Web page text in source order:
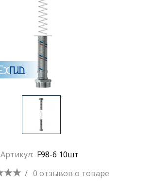
Артикул: F98-6 10шт
/ 0 отзывов о товаре